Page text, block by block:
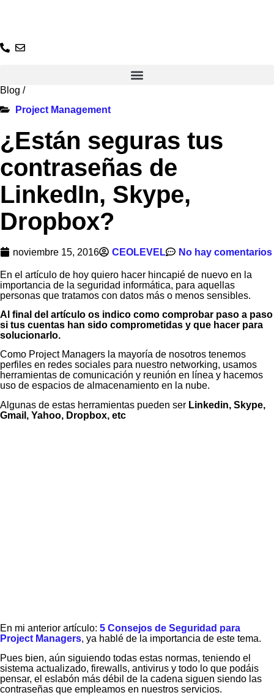
Blog /
Project Management
¿Están seguras tus
contraseñas de
LinkedIn, Skype,
Dropbox?
noviembre 15, 2016 CEOLEVEL No hay comentarios
En el artículo de hoy quiero hacer hincapié de nuevo en la
importancia de la seguridad informática, para aquellas
personas que tratamos con datos más o menos sensibles.
Al final del artículo os indico como comprobar paso a paso
si tus cuentas han sido comprometidas y que hacer para
solucionarlo.
Como Project Managers la mayoría de nosotros tenemos
perfiles en redes sociales para nuestro networking, usamos
herramientas de comunicación y reunión en línea y hacemos
uso de espacios de almacenamiento en la nube.
Algunas de estas herramientas pueden ser Linkedin, Skype,
Gmail, Yahoo, Dropbox, etc
En mi anterior artículo: 5 Consejos de Seguridad para
Project Managers, ya hablé de la importancia de este tema.
Pues bien, aún siguiendo todas estas normas, teniendo el
sistema actualizado, firewalls, antivirus y todo lo que podáis
pensar, el eslabón más débil de la cadena siguen siendo las
contraseñas que empleamos en nuestros servicios.